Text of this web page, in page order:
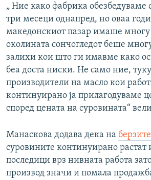
„ Ние како фабрика обезбедуваме
три месеци однапред, но оваа
македонскиот пазар имаше многу
околината сончогледот беше
залихи кои што ги имавме како
беа доста ниски. Не само ние,
производители на масло кои
континуирано ја прилагодуваме
според цената на суровината“
Манаскова додава дека на берзите
суровините континуирано растат
последици врз нивната работа
производ значи и помала